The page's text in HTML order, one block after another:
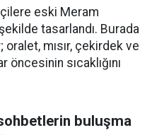
eski Meram
tasarlandı. Burada
oralet, mısır, çekirdek ve
sıcaklığını
buluşma